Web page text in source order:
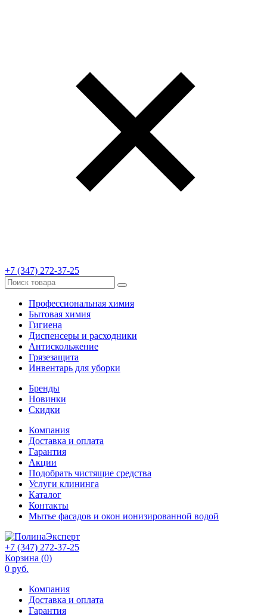
+7 (347) 272-37-25
Профессиональная химия
Бытовая химия
Гигиена
Диспенсеры и расходники
Антискольжение
Грязезащита
Инвентарь для уборки
Бренды
Новинки
Скидки
Компания
Доставка и оплата
Гарантия
Акции
Подобрать чистящие средства
Услуги клининга
Каталог
Контакты
Мытье фасадов и окон ионизированной водой
+7 (347) 272-37-25
Корзина (0)
0 руб.
Компания
Доставка и оплата
Гарантия